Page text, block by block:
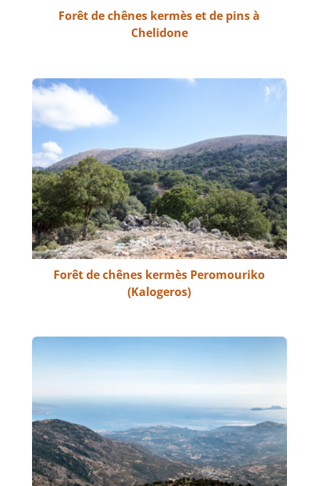
Forêt de chênes kermès et de pins à
Chelidone
Forêt de chênes kermès Peromouriko
(Kalogeros)